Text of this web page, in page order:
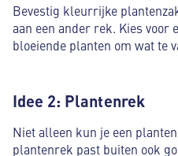
Bevestig kleurrijke
aan een ander rek. Kies voor
bloeiende planten om wat te
Idee 2: Plantenrek
Niet alleen kun je een
plantenrek past buiten ook